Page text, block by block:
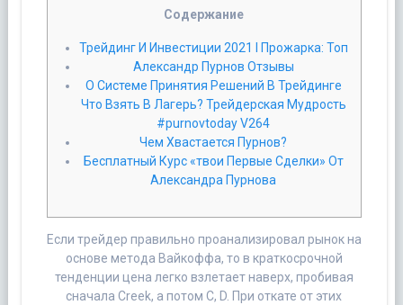
Cодержание
Трейдинг И Инвестиции 2021 I Прожарка: Топ
Александр Пурнов Отзывы
О Системе Принятия Решений В Трейдинге
Что Взять В Лагерь? Трейдерская Мудрость
#purnovtoday V264
Чем Хвастается Пурнов?
Бесплатный Курс «твои Первые Сделки» От
Александра Пурнова
Если трейдер правильно проанализировал рынок на
основе метода Вайкоффа, то в краткосрочной
тенденции цена легко взлетает наверх, пробивая
сначала Creek, а потом C, D. При откате от этих